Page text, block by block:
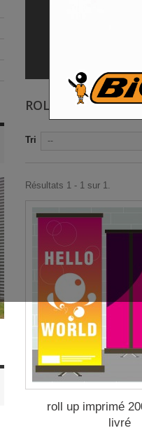
ROLL UP OU
Tri --
Résultats 1 - 1 sur 1.
roll up imprimé
livré